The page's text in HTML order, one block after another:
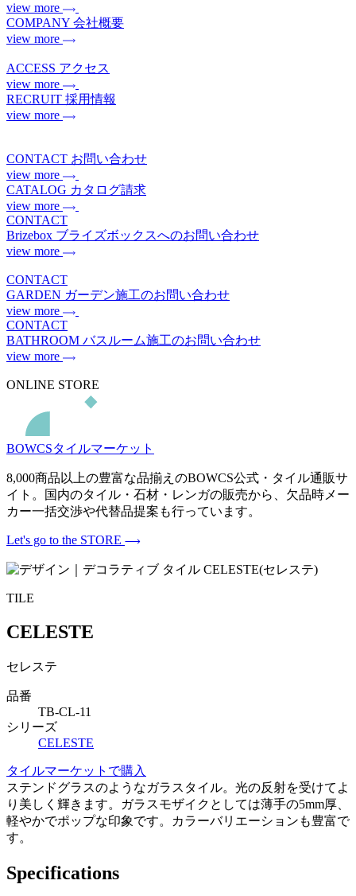
view more
COMPANY 会社概要
view more
ACCESS アクセス
view more
RECRUIT 採用情報
view more
CONTACT お問い合わせ
view more
CATALOG カタログ請求
view more
CONTACT
Brizebox ブライズボックスへのお問い合わせ
view more
CONTACT
GARDEN ガーデン施工のお問い合わせ
view more
CONTACT
BATHROOM バスルーム施工のお問い合わせ
view more
ONLINE STORE
BOWCSタイルマーケット
8,000商品以上の豊富な品揃えのBOWCS公式・タイル通販サ
イト。国内のタイル・石材・レンガの販売から、欠品時メー
カー一括交渉や代替品提案も行っています。
Let's go to the STORE
TILE
CELESTE
セレステ
品番
TB-CL-11
シリーズ
CELESTE
タイルマーケットで購入
ステンドグラスのようなガラスタイル。光の反射を受けてよ
り美しく輝きます。ガラスモザイクとしては薄手の5mm厚、
軽やかでポップな印象です。カラーバリエーションも豊富で
す。
Specifications